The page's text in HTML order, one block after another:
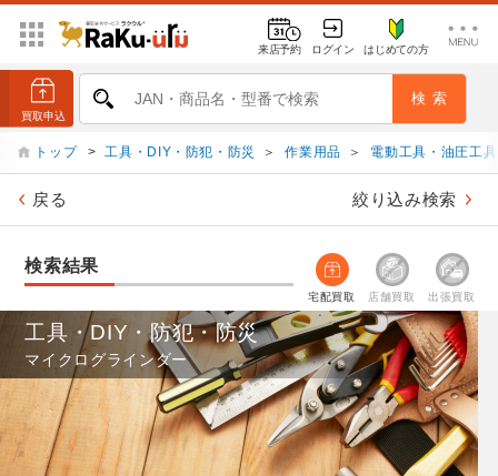
来店予約 ログイン はじめての方
トップ > 工具・DIY・防犯・防災 ＞ 作業用品 ＞ 電動工具・油圧工具
戻る 絞り込み検索
検索結果
宅配買取 店舗買取 出張買取
工具・DIY・防犯・防災
マイクログラインダー